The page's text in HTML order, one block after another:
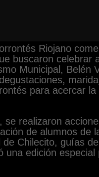
Riojano
buscaron celebrar
Municipal, Belén
para acercar
realizaron
de alumnos de
Chilecito, guías
una edición